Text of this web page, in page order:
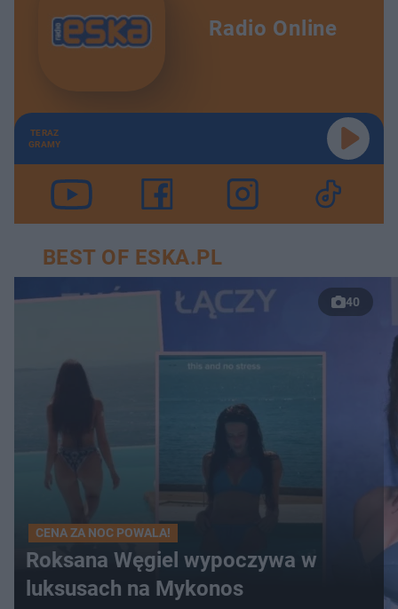
Radio Online
TERAZ
GRAMY
BEST OF ESKA.PL
40
CENA ZA NOC POWALA!
Roksana Węgiel wypoczywa w
luksusach na Mykonos